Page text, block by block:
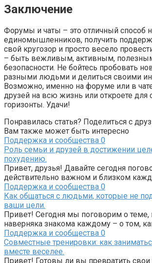
Заключение
Форумы и чаты – это отличный способ
единомышленников, получить
свой кругозор и просто весело
– быть вежливым, активным,
безопасности. Не бойтесь пробовать
разными людьми и делиться своими
Возможно, именно на форуме или в
друзей на всю жизнь или откроете для
горизонты. Удачи!
Понравилась статья? Поделиться с
Вам также может быть интересно
Поддержка и сообщества 0
Роль семьи и друзей в достижении
похудению.
Привет, друзья! Давайте сегодня
действительно важном и близком
Поддержка и сообщества 0
Как общаться с людьми, которые не
ваши цели.
Привет! Сегодня мы поговорим о теме,
наверняка знакома каждому – о том,
Поддержка и сообщества 0
Совместные тренировки: как
вместе веселее.
Привет! Готовы ли вы превратить свои